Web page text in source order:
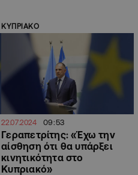
ΚΥΠΡΙΑΚΟ
22.07.2024 09:53
Γεραπετρίτης: «Έχω την
αίσθηση ότι θα υπάρξει
κινητικότητα στο
Κυπριακό»